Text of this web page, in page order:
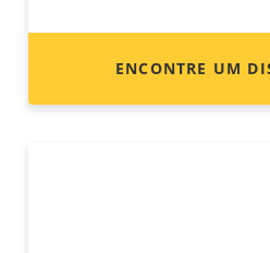
ENCONTRE UM